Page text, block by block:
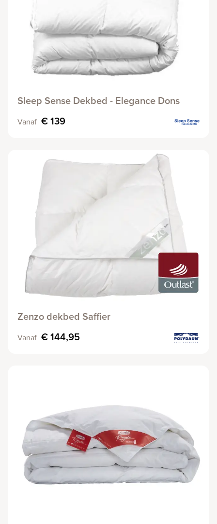
Sleep Sense Dekbed - Elegance Dons
Vanaf € 139
Zenzo dekbed Saffier
Vanaf € 144,95